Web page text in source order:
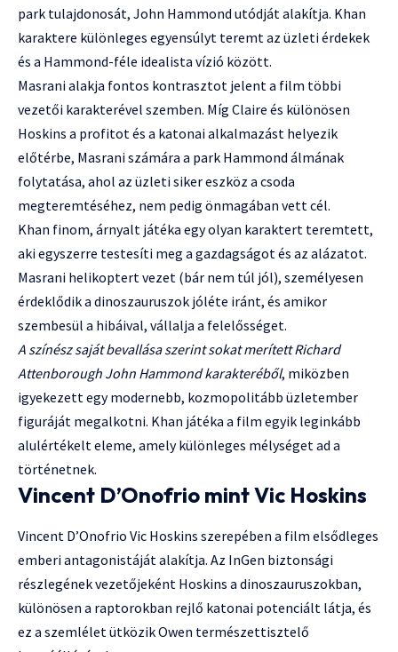
park tulajdonosát, John Hammond utódját alakítja. Khan
karaktere különleges egyensúlyt teremt az üzleti érdekek
és a Hammond-féle idealista vízió között.
Masrani alakja fontos kontrasztot jelent a film többi
vezetői karakterével szemben. Míg Claire és különösen
Hoskins a profitot és a katonai alkalmazást helyezik
előtérbe, Masrani számára a park Hammond álmának
folytatása, ahol az üzleti siker eszköz a csoda
megteremtéséhez, nem pedig önmagában vett cél.
Khan finom, árnyalt játéka egy olyan karaktert teremtett,
aki egyszerre testesíti meg a gazdagságot és az alázatot.
Masrani helikoptert vezet (bár nem túl jól), személyesen
érdeklődik a dinoszauruszok jóléte iránt, és amikor
szembesül a hibáival, vállalja a felelősséget.
A színész saját bevallása szerint sokat merített Richard
Attenborough John Hammond karakteréből, miközben
igyekezett egy modernebb, kozmopolitább üzletember
figuráját megalkotni. Khan játéka a film egyik leginkább
alulértékelt eleme, amely különleges mélységet ad a
történetnek.
Vincent D’Onofrio mint Vic Hoskins
Vincent D’Onofrio Vic Hoskins szerepében a film elsődleges
emberi antagonistáját alakítja. Az InGen biztonsági
részlegének vezetőjeként Hoskins a dinoszauruszokban,
különösen a raptorokban rejlő katonai potenciált látja, és
ez a szemlélet ütközik Owen természettisztelő